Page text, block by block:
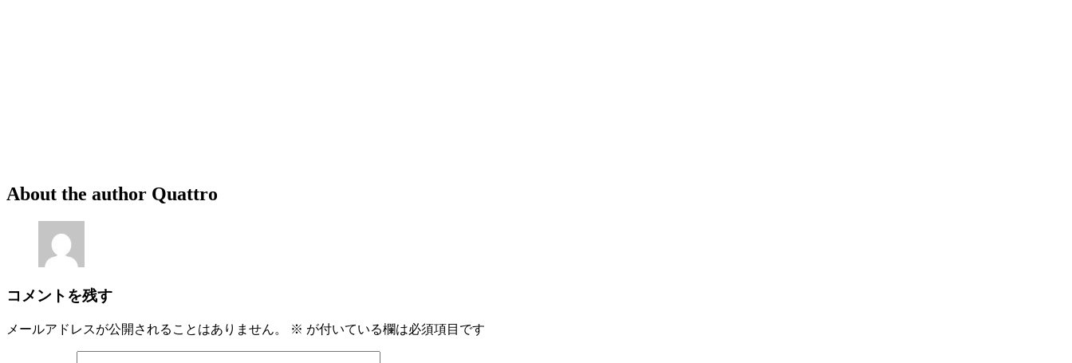
About the author Quattro
コメントを残す
メールアドレスが公開されることはありません。 ※ が付いている欄は必須項目です